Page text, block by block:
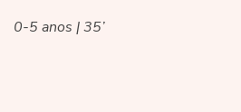
0-5 anos | 35’